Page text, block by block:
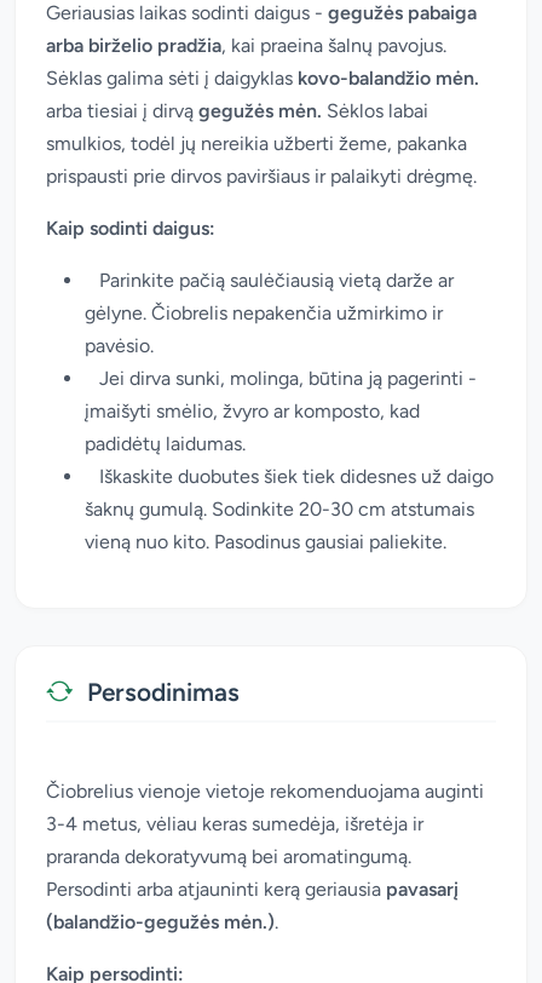
Geriausias laikas sodinti daigus - gegužės pabaiga
arba birželio pradžia, kai praeina šalnų pavojus.
Sėklas galima sėti į daigyklas kovo-balandžio mėn.
arba tiesiai į dirvą gegužės mėn. Sėklos labai
smulkios, todėl jų nereikia užberti žeme, pakanka
prispausti prie dirvos paviršiaus ir palaikyti drėgmę.
Kaip sodinti daigus:
Parinkite pačią saulėčiausią vietą darže ar
gėlyne. Čiobrelis nepakenčia užmirkimo ir
pavėsio.
Jei dirva sunki, molinga, būtina ją pagerinti -
įmaišyti smėlio, žvyro ar komposto, kad
padidėtų laidumas.
Iškaskite duobutes šiek tiek didesnes už daigo
šaknų gumulą. Sodinkite 20-30 cm atstumais
vieną nuo kito. Pasodinus gausiai paliekite.
Persodinimas
Čiobrelius vienoje vietoje rekomenduojama auginti
3-4 metus, vėliau keras sumedėja, išretėja ir
praranda dekoratyvumą bei aromatingumą.
Persodinti arba atjauninti kerą geriausia pavasarį
(balandžio-gegužės mėn.).
Kaip persodinti: